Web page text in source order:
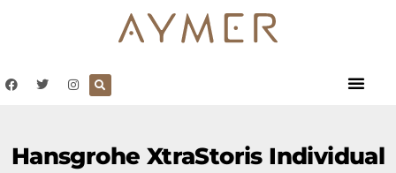
Hansgrohe XtraStoris Individual